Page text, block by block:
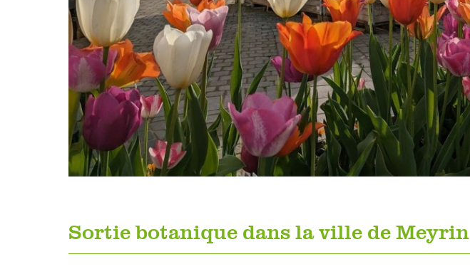
Sortie botanique dans la ville de Meyrin